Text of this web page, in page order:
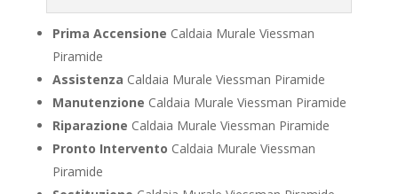
Prima Accensione Caldaia Murale Viessman
Piramide
Assistenza Caldaia Murale Viessman Piramide
Manutenzione Caldaia Murale Viessman Piramide
Riparazione Caldaia Murale Viessman Piramide
Pronto Intervento Caldaia Murale Viessman
Piramide